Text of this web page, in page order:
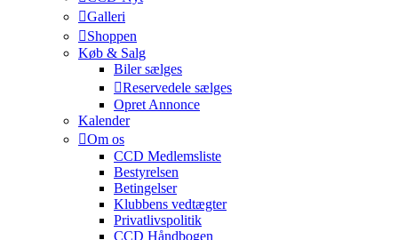
Galleri
Shoppen
Køb & Salg
Biler sælges
Reservedele sælges
Opret Annonce
Kalender
Om os
CCD Medlemsliste
Bestyrelsen
Betingelser
Klubbens vedtægter
Privatlivspolitik
CCD Håndbogen